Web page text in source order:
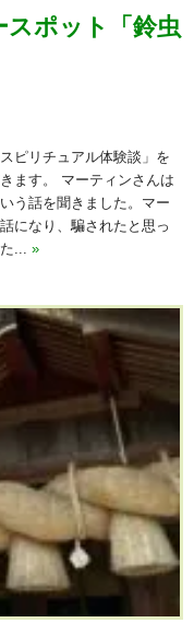
スポット「鈴虫
ピリチュアル体験談」を
ます。 マーティンさんは
う話を聞きました。マー
になり、騙されたと思っ
... »